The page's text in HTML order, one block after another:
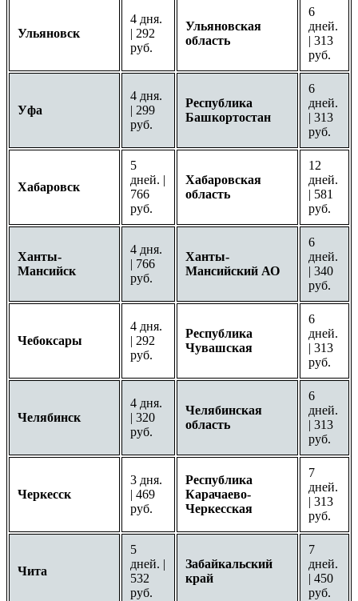
Ульяновск
4 дня.
| 292
руб.
Ульяновская
область
6
дней.
| 313
руб.
Уфа
4 дня.
| 299
руб.
Республика
Башкортостан
6
дней.
| 313
руб.
Хабаровск
5
дней. |
766
руб.
Хабаровская
область
12
дней.
| 581
руб.
Ханты-
Мансийск
4 дня.
| 766
руб.
Ханты-
Мансийский АО
6
дней.
| 340
руб.
Чебоксары
4 дня.
| 292
руб.
Республика
Чувашская
6
дней.
| 313
руб.
Челябинск
4 дня.
| 320
руб.
Челябинская
область
6
дней.
| 313
руб.
Черкесск
3 дня.
| 469
руб.
Республика
Карачаево-
Черкесская
7
дней.
| 313
руб.
Чита
5
дней. |
532
руб.
Забайкальский
край
7
дней.
| 450
руб.